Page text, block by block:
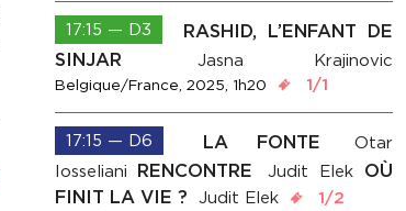
17:15 — D3
RASHID, L’ENFANT DE
SINJAR
Jasna Krajinovic
Belgique/France, 2025, 1h20 1/1
17:15 — D6 LA FONTE
Otar
Iosseliani
RENCONTRE Judit Elek
OÙ
FINIT LA VIE ?
Judit Elek
1/2